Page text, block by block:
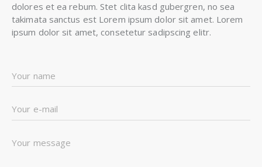
dolores et ea rebum. Stet clita kasd gubergren, no sea
takimata sanctus est Lorem ipsum dolor sit amet. Lorem
ipsum dolor sit amet, consetetur sadipscing elitr.